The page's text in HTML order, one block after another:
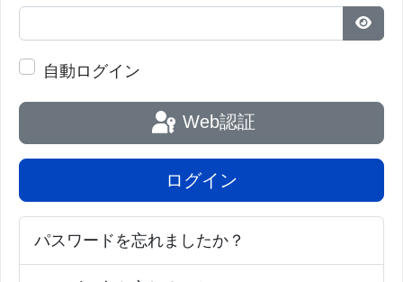
パス
自動ログイン
Web認証
ログイン
パスワードを忘れましたか？